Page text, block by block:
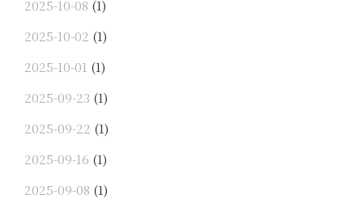
2025-10-08 (1)
2025-10-02 (1)
2025-10-01 (1)
2025-09-23 (1)
2025-09-22 (1)
2025-09-16 (1)
2025-09-08 (1)